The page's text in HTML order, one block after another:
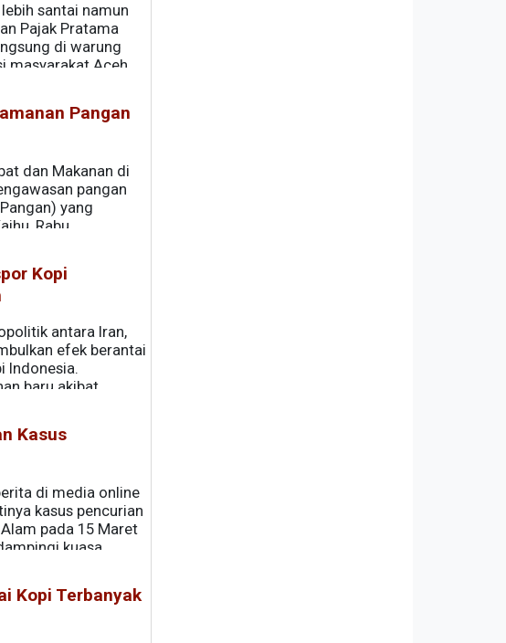
santai namun
Pajak Pratama
di warung
masyarakat Aceh.
Pangan
dan Makanan di
pangan
yang
Rabu
Kopi
antara Iran,
efek berantai
Indonesia.
baru akibat
Kasus
di media online
kasus pencurian
pada 15 Maret
kuasa
dan Pengamanan
Kopi Terbanyak